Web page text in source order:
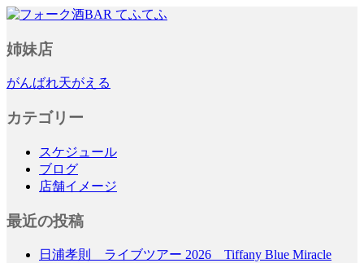
姉妹店
がんばれ天がえる
カテゴリー
スケジュール
ブログ
店舗イメージ
最近の投稿
日浦孝則 ライブツアー 2026 Tiffany Blue Miracle